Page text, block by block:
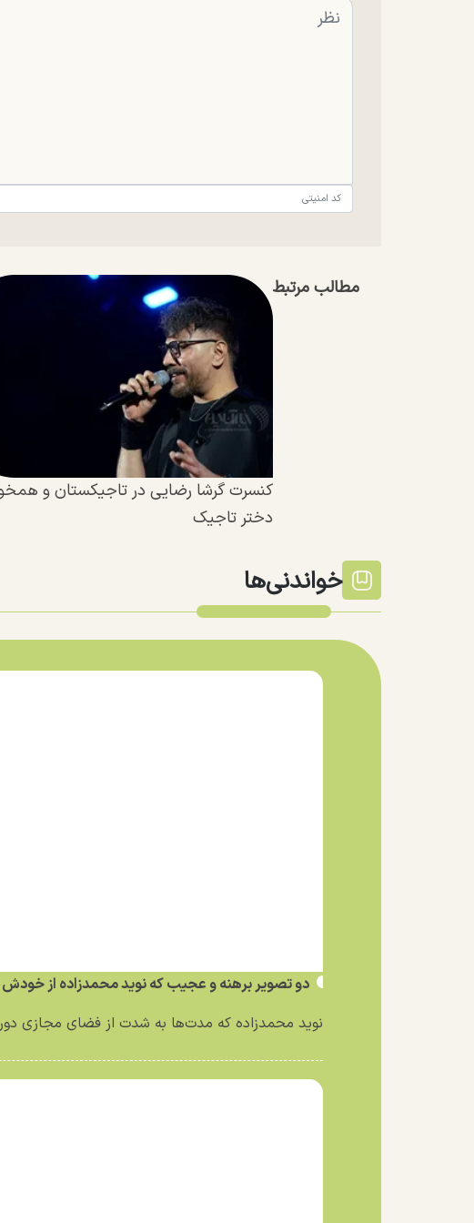
مطالب مرتبط
کنسرت گرشا رضایی در تاجیکستان و
دختر تاجیک
خواندنی‌ها
دو تصویر برهنه و عجیب که نوید محمدزاده از
نوید محمدزاده که مدت‌ها به شدت از فضای مجازی